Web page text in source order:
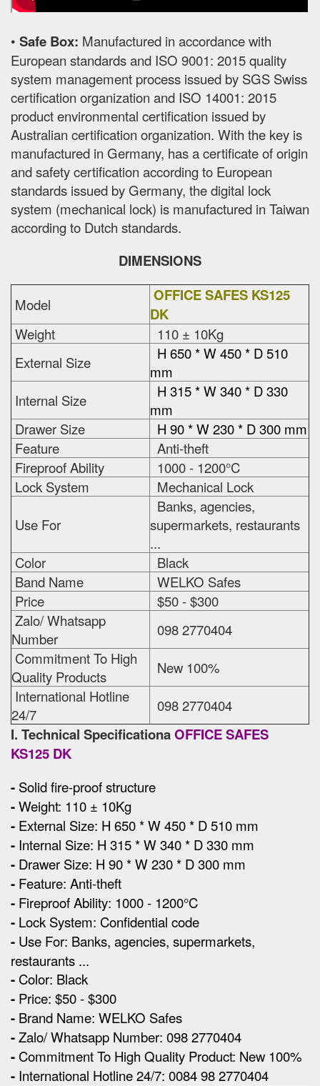
• Safe Box: Manufactured in accordance with
European standards and ISO 9001: 2015 quality
system management process issued by SGS Swiss
certification organization and ISO 14001: 2015
product environmental certification issued by
Australian certification organization. With the key is
manufactured in Germany, has a certificate of origin
and safety certification according to European
standards issued by Germany, the digital lock
system (mechanical lock) is manufactured in Taiwan
according to Dutch standards.
DIMENSIONS
Model
OFFICE SAFES KS125
DK
Weight
110 ± 10Kg
External Size
H 650 * W 450 * D 510
mm
Internal Size
H 315 * W 340 * D 330
mm
Drawer Size
H 90 * W 230 * D 300 mm
Feature
Anti-theft
Fireproof Ability
1000 - 1200°C
Lock System
Mechanical Lock
Use For
Banks, agencies,
supermarkets, restaurants
...
Color
Black
Band Name
WELKO Safes
Price
$50 - $300
Zalo/ Whatsapp
Number
098 2770404
Commitment To High
Quality Products
New 100%
International Hotline
24/7
098 2770404
I. Technical SpecificationaOFFICE SAFES
KS125 DK
- Solid fire-proof structure
-Weight: 110 ± 10Kg
- External Size: H 650 * W 450 * D 510 mm
- Internal Size: H 315 * W 340 * D 330 mm
- Drawer Size: H 90 * W 230 * D 300 mm
- Feature: Anti-theft
- Fireproof Ability: 1000 - 1200°C
- Lock System: Confidential code
- Use For: Banks, agencies, supermarkets,
restaurants ...
- Color: Black
- Price: $50 - $300
- Brand Name: WELKO Safes
-Zalo/ Whatsapp Number: 098 2770404
- Commitment To High Quality Product: New 100%
- International Hotline 24/7: 0084 98 2770404